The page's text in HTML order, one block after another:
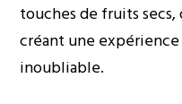
touches de fruits
créant une
inoubliable.